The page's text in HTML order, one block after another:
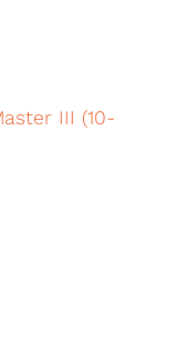
III (10-